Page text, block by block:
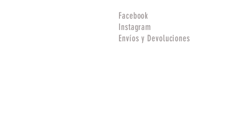
Facebook
Instagram
Envíos y Devoluciones